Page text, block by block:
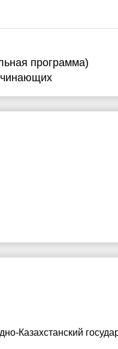
программа)
Казахстанский